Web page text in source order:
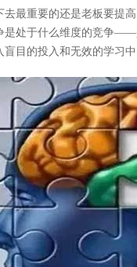
重要的还是老板要提高
处于什么维度的竞争
目的投入和无效的学习中